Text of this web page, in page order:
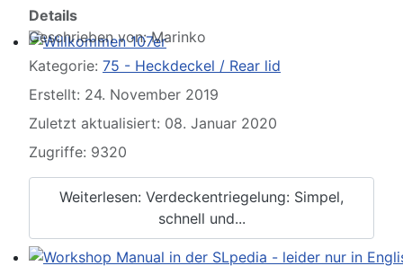
Willkommen 107er
Details
Geschrieben von:Marinko
Kategorie: 75 - Heckdeckel / Rear lid
Erstellt: 24. November 2019
Zuletzt aktualisiert: 08. Januar 2020
Zugriffe: 9320
Weiterlesen: Verdeckentriegelung: Simpel,
schnell und...